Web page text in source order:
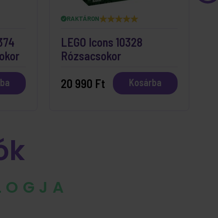
RAKTÁRON
LEGO Icons 10328
Rózsacsokor
20 990 Ft
Kosárba